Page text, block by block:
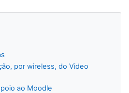
por wireless, do Video
ao Moodle